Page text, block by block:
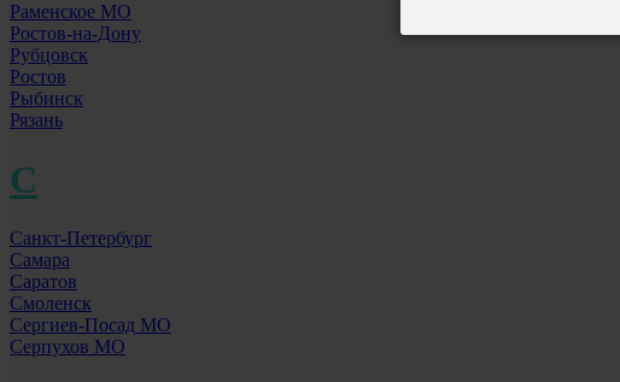
Раменское МО
Ростов-на-Дону
Рубцовск
Ростов
Рыбинск
Рязань
С
Санкт-Петербург
Самара
Саратов
Смоленск
Сергиев-Посад МО
Серпухов МО